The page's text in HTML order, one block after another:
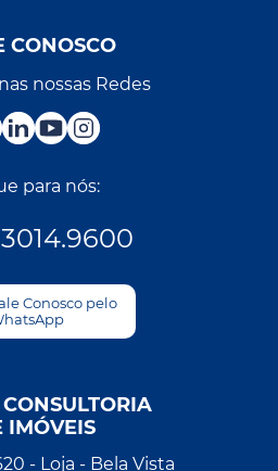
CONOSCO
nossas Redes
para nós:
3014.9600
Conosco pelo
IMÓVEIS
- Loja - Bela Vista